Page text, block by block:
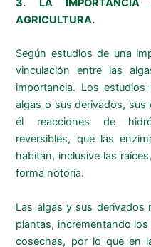
3. LA
AGRICULTURA.
Según estudios de una
vinculación entre las
importancia. Los
algas o sus derivados,
él reacciones de
reversibles, que las
habitan, inclusive las
forma notoria.
Las algas y sus derivados
plantas, incrementando
cosechas, por lo que en